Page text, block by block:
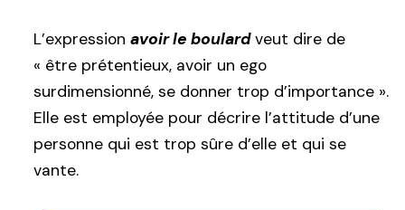
L’expression avoir le boulardveut dire de
« être prétentieux, avoir un ego
surdimensionné, se donner trop d’importance ».
Elle est employée pour décrire l’attitude d’une
personne qui est trop sûre d’elle et qui se
vante.